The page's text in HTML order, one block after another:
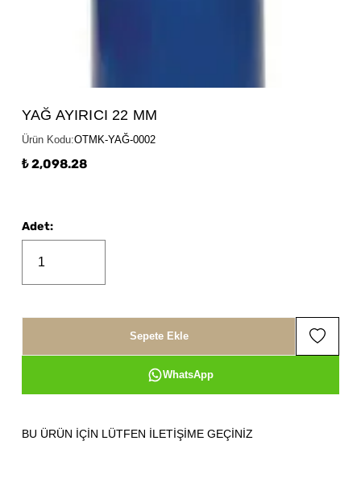
YAĞ AYIRICI 22 MM
Ürün Kodu:OTMK-YAĞ-0002
₺ 2,098.28
BU ÜRÜN İÇİN LÜTFEN İLETİŞİME GEÇİNİZ
Adet:
Sepete Ekle
WhatsApp